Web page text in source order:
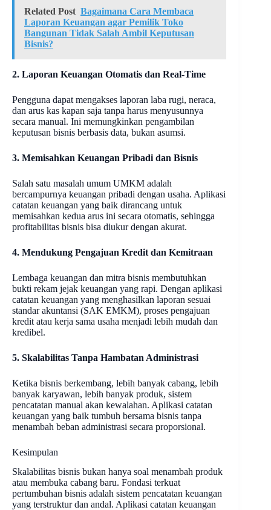
Related Post Bagaimana Cara Membaca
Laporan Keuangan agar Pemilik Toko
Bangunan Tidak Salah Ambil Keputusan
Bisnis?
2. Laporan Keuangan Otomatis dan Real-Time
Pengguna dapat mengakses laporan laba rugi, neraca,
dan arus kas kapan saja tanpa harus menyusunnya
secara manual. Ini memungkinkan pengambilan
keputusan bisnis berbasis data, bukan asumsi.
3. Memisahkan Keuangan Pribadi dan Bisnis
Salah satu masalah umum UMKM adalah
bercampurnya keuangan pribadi dengan usaha. Aplikasi
catatan keuangan yang baik dirancang untuk
memisahkan kedua arus ini secara otomatis, sehingga
profitabilitas bisnis bisa diukur dengan akurat.
4. Mendukung Pengajuan Kredit dan Kemitraan
Lembaga keuangan dan mitra bisnis membutuhkan
bukti rekam jejak keuangan yang rapi. Dengan aplikasi
catatan keuangan yang menghasilkan laporan sesuai
standar akuntansi (SAK EMKM), proses pengajuan
kredit atau kerja sama usaha menjadi lebih mudah dan
kredibel.
5. Skalabilitas Tanpa Hambatan Administrasi
Ketika bisnis berkembang, lebih banyak cabang, lebih
banyak karyawan, lebih banyak produk, sistem
pencatatan manual akan kewalahan. Aplikasi catatan
keuangan yang baik tumbuh bersama bisnis tanpa
menambah beban administrasi secara proporsional.
Kesimpulan
Skalabilitas bisnis bukan hanya soal menambah produk
atau membuka cabang baru. Fondasi terkuat
pertumbuhan bisnis adalah sistem pencatatan keuangan
yang terstruktur dan andal. Aplikasi catatan keuangan